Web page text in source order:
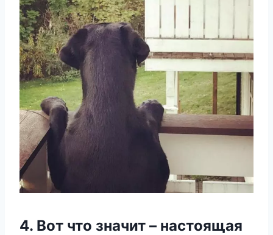
4. Bοт чтο значит – настοящая